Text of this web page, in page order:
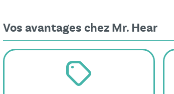
Vos avantages chez Mr. Hear